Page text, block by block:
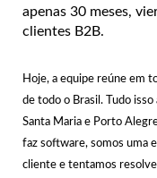
apenas 30 meses,
clientes B2B.
Hoje, a equipe reúne em
de todo o Brasil. Tudo
Santa Maria e Porto
faz software, somos uma
cliente e tentamos